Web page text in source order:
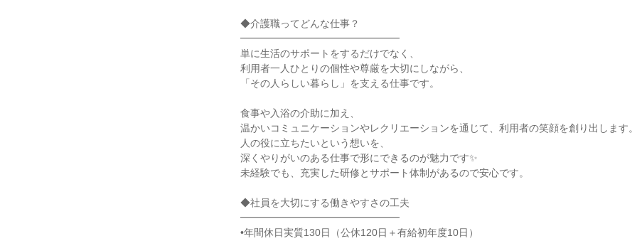
◆介護職ってどんな仕事？
━━━━━━━━━━━━━━━━
単に生活のサポートをするだけでなく、
利用者一人ひとりの個性や尊厳を大切にしながら、
「その人らしい暮らし」を支える仕事です。
食事や入浴の介助に加え、
温かいコミュニケーションやレクリエーションを通じて、利用者の笑顔を創り出します。
人の役に立ちたいという想いを、
深くやりがいのある仕事で形にできるのが魅力です✨
未経験でも、充実した研修とサポート体制があるので安心です。
◆社員を大切にする働きやすさの工夫
━━━━━━━━━━━━━━━━
•年間休日実質130日（公休120日＋有給初年度10日）